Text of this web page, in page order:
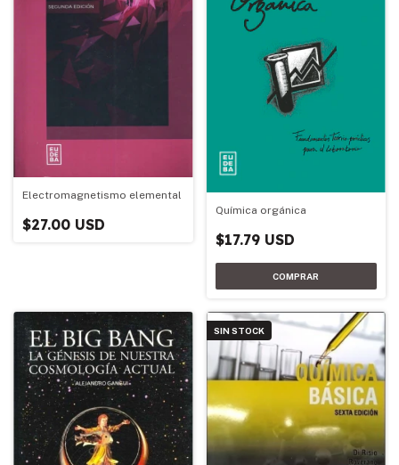
Electromagnetismo elemental
$27.00 USD
Química orgánica
$17.79 USD
SIN STOCK